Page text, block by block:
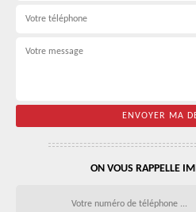
ON VOUS RAPPELLE